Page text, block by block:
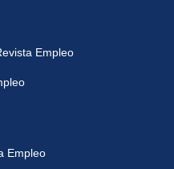
Empleo
Empleo